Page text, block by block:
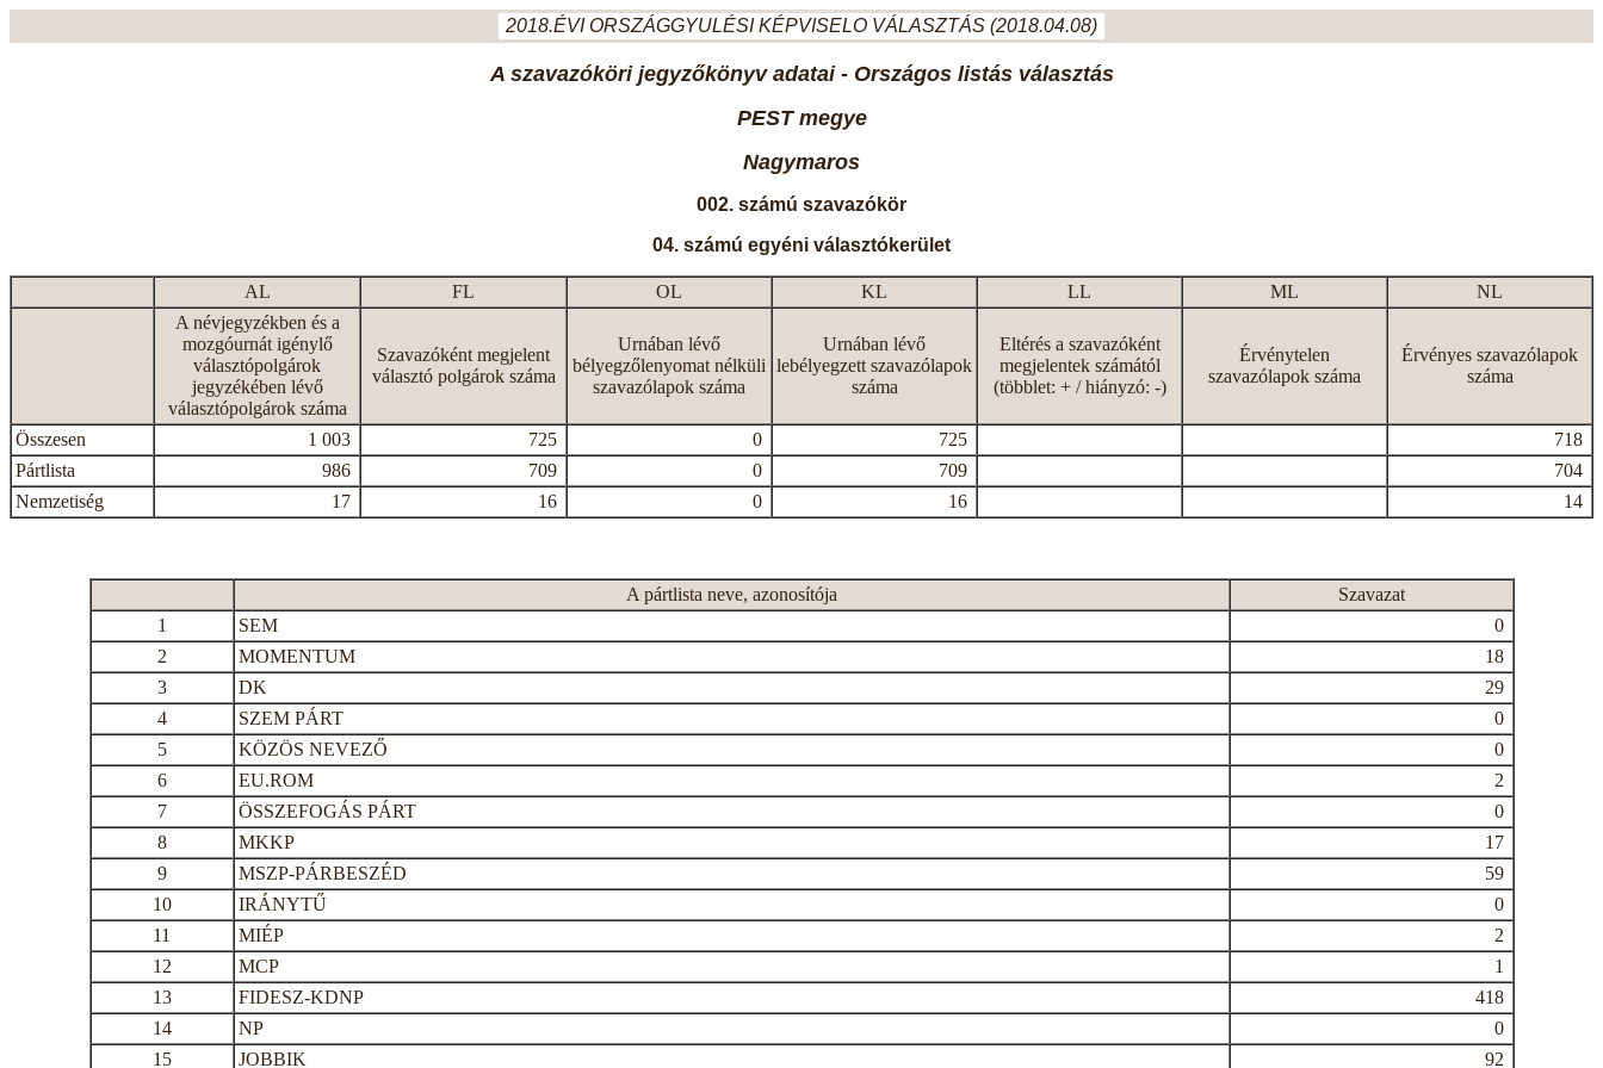
2018.ÉVI ORSZÁGGYULÉSI KÉPVISELO VÁLASZTÁS (2018.04.08)
A szavazóköri jegyzőkönyv adatai - Országos listás választás
PEST megye
Nagymaros
002. számú szavazókör
04. számú egyéni választókerület
AL FL OL KL LL ML
NL
A névjegyzékben és a
mozgóurnát igénylő
választópolgárok
jegyzékében lévő
választópolgárok száma
Szavazóként megjelent
választó polgárok száma
Urnában lévő
bélyegzőlenyomat nélküli
szavazólapok száma
Urnában lévő
lebélyegzett szavazólapok
száma
Eltérés a szavazóként
megjelentek számától
(többlet: + / hiányzó: -)
Érvénytelen
szavazólapok száma
Érvényes szavazólapok
száma
Összesen 1 003 725 0 725
718
Pártlista
986 709 0 709
704
Nemzetiség
17 16 0 16 14
A pártlista neve, azonosítója
Szavazat
1
SEM
0
2
MOMENTUM
18
3
DK
29
4
SZEM PÁRT
0
5
KÖZÖS NEVEZŐ
0
6
EU.ROM
2
7
ÖSSZEFOGÁS PÁRT
0
8
MKKP
17
9
MSZP-PÁRBESZÉD
59
10
IRÁNYTŰ
0
11
MIÉP
2
12
MCP
1
13
FIDESZ-KDNP
418
14
NP
0
15
JOBBIK 92